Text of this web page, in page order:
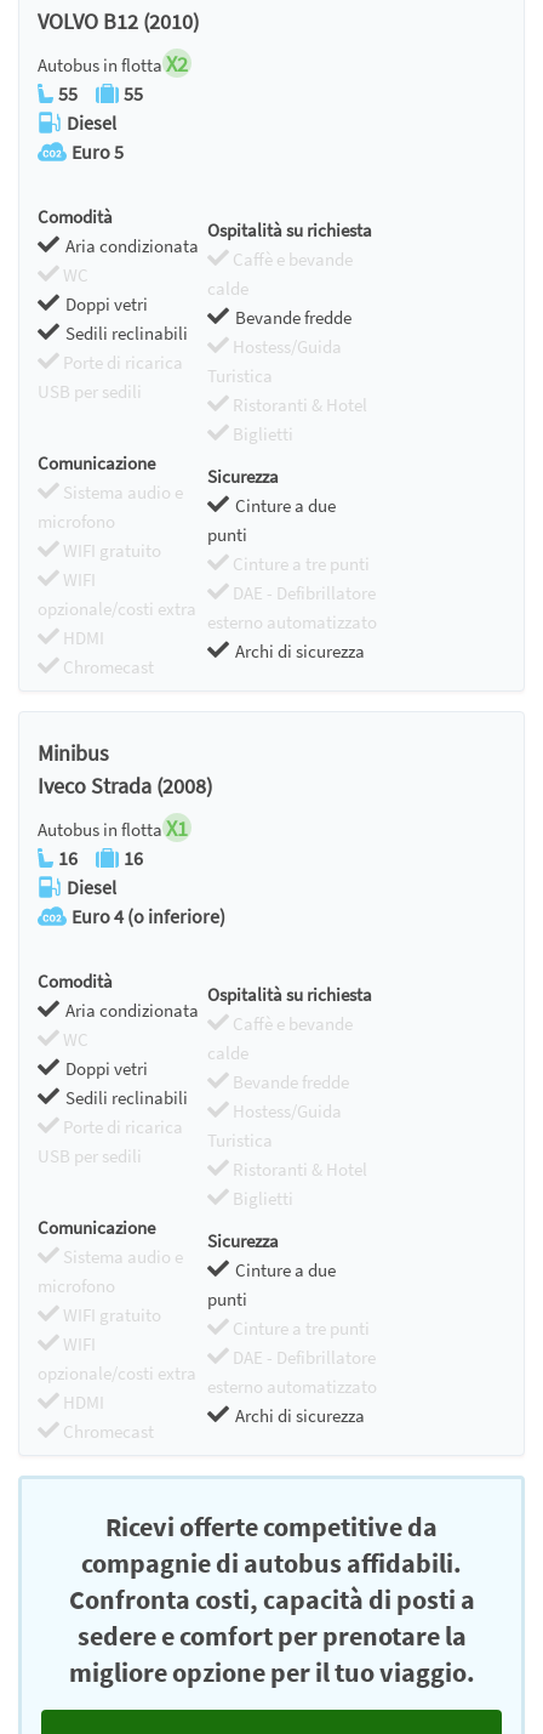
VOLVO B12 (2010)
Autobus in flotta X2
55
55
Diesel
Euro 5
Comodità
Aria condizionata
WC
Doppi vetri
Sedili reclinabili
Porte di ricarica
USB per sedili
Ospitalità su richiesta
Caffè e bevande
calde
Bevande fredde
Hostess/Guida
Turistica
Ristoranti & Hotel
Biglietti
Comunicazione
Sistema audio e
microfono
WIFI gratuito
WIFI
opzionale/costi extra
HDMI
Chromecast
Sicurezza
Cinture a due
punti
Cinture a tre punti
DAE - Defibrillatore
esterno automatizzato
Archi di sicurezza
Minibus
Iveco Strada (2008)
Autobus in flotta X1
16
16
Diesel
Euro 4 (o inferiore)
Comodità
Aria condizionata
WC
Doppi vetri
Sedili reclinabili
Porte di ricarica
USB per sedili
Ospitalità su richiesta
Caffè e bevande
calde
Bevande fredde
Hostess/Guida
Turistica
Ristoranti & Hotel
Biglietti
Comunicazione
Sistema audio e
microfono
WIFI gratuito
WIFI
opzionale/costi extra
HDMI
Chromecast
Sicurezza
Cinture a due
punti
Cinture a tre punti
DAE - Defibrillatore
esterno automatizzato
Archi di sicurezza
Ricevi offerte competitive da
compagnie di autobus affidabili.
Confronta costi, capacità di posti a
sedere e comfort per prenotare la
migliore opzione per il tuo viaggio.